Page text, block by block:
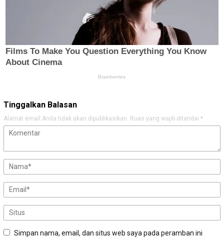
Tinggalkan Balasan
Alamat email Anda tidak akan dipublikasikan. Ruas yang wajib ditandai *
Simpan nama, email, dan situs web saya pada peramban ini